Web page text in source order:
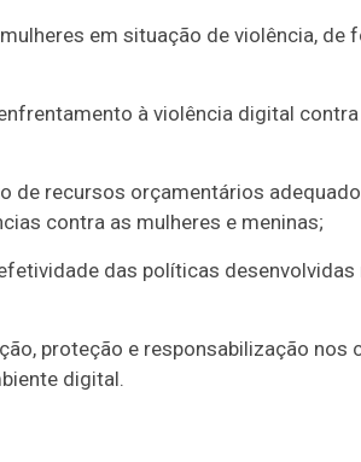
em situação de violência, de
à violência digital contra
de recursos orçamentários
contra as mulheres e meninas;
das políticas desenvolvidas
proteção e responsabilização nos
digital.